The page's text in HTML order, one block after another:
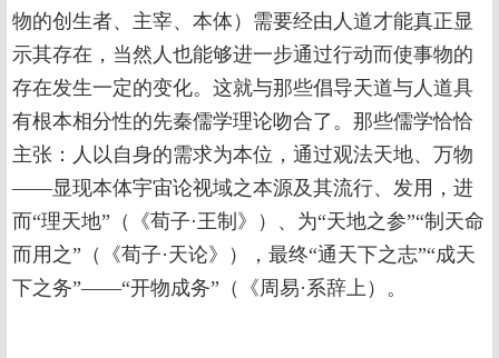
物的创生者、主宰、本体）需要经由人道才能真正显
示其存在，当然人也能够进一步通过行动而使事物的
存在发生一定的变化。这就与那些倡导天道与人道具
有根本相分性的先秦儒学理论吻合了。那些儒学恰恰
主张：人以自身的需求为本位，通过观法天地、万物
——显现本体宇宙论视域之本源及其流行、发用，进
而“理天地”（《荀子·王制》）、为“天地之参”“制天命
而用之”（《荀子·天论》），最终“通天下之志”“成天
下之务”——“开物成务”（《周易·系辞上）。